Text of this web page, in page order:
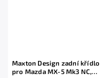
Maxton Design zadní křídlo
pro Mazda MX-5 Mk3 NC,